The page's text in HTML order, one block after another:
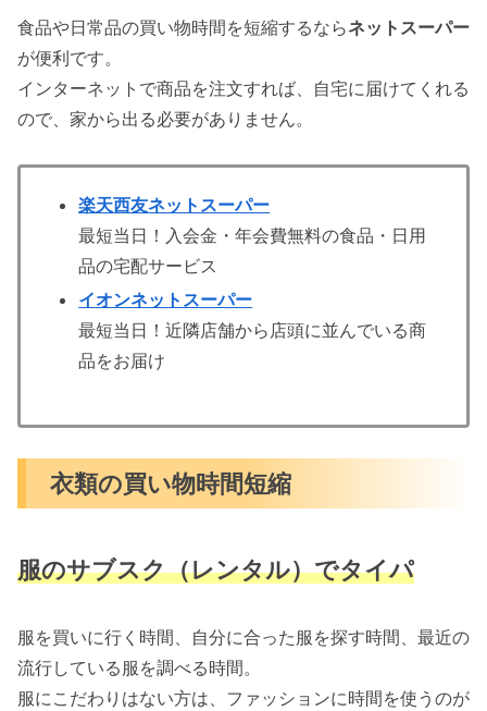
食品や日常品の買い物時間を短縮するならネットスーパー
が便利です。
インターネットで商品を注文すれば、自宅に届けてくれる
ので、家から出る必要がありません。
楽天西友ネットスーパー
最短当日！入会金・年会費無料の食品・日用
品の宅配サービス
イオンネットスーパー
最短当日！近隣店舗から店頭に並んでいる商
品をお届け
衣類の買い物時間短縮
服のサブスク（レンタル）でタイパ
服を買いに行く時間、自分に合った服を探す時間、最近の
流行している服を調べる時間。
服にこだわりはない方は、ファッションに時間を使うのが